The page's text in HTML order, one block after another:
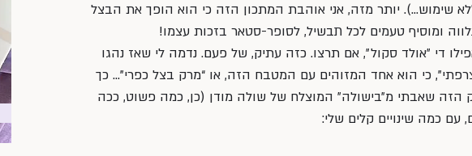
שימוש…). יותר מזה, אני אוהבת המתכון הזה כי הוא הופך את הבצל
ומוסיף טעמים לכל תבשיל, לסופר-סטאר בזכות עצמו!
די ״אולד סקול״, אם תרצו. כזה עתיק, של פעם. נדמה לי שאז נהגו
כי הוא אחד המזוהים עם המטבח הזה, או “מרק בצל כפרי”… כך
הזה שאבתי מ״בישולה״ המוצלח של שולה מודן (כן, כמה פשוט, ככה
עם כמה שינויים קלים שלי: